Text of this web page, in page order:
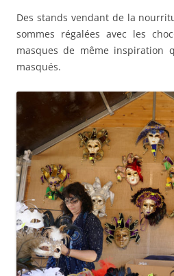
Des stands vendant de la
sommes régalées avec les
masques de même inspiration
masqués.